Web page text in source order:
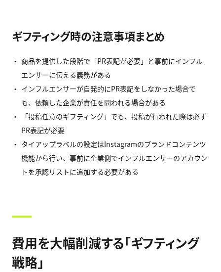
ギフティング時の注意事項まとめ
商品を提供した段階で「PR表記が必要」と事前にインフル
エンサーに伝える義務がある
インフルエンサーが自発的にPR表記をしなかった場合で
も、依頼した企業が責任を問われる場合がある
「投稿任意のギフティング」でも、投稿が行われた際は必ず
PR表記が必要
タイアップラベルの設定はInstagramのブランドコンテンツ
機能から行い、事前に企業側でインフルエンサーのアカウン
トを承認リストに追加する必要がある
費用を大幅削減する「ギフティング
戦略」